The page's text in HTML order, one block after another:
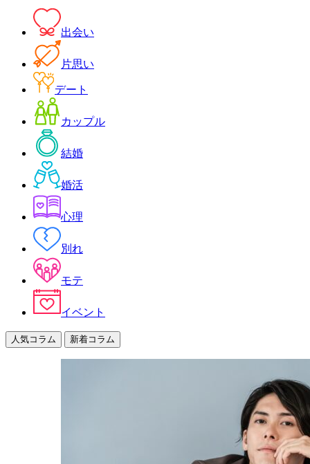
出会い
片思い
デート
カップル
結婚
婚活
心理
別れ
モテ
イベント
人気コラム 新着コラム